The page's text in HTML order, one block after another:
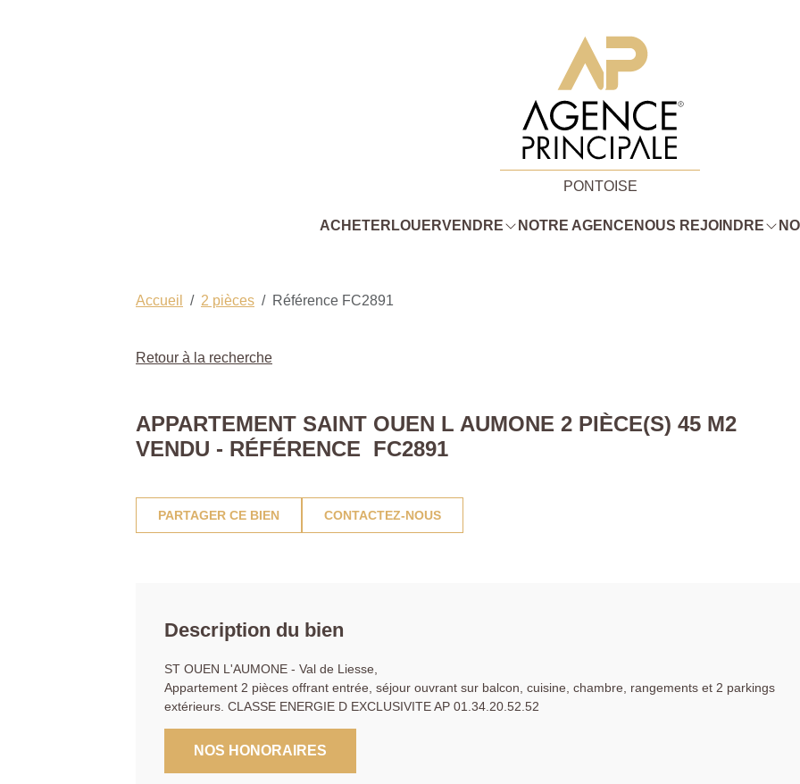
PONTOISE
ACHETER LOUERVENDRE NOTRE AGENCE NOUS REJOINDRE
Accueil 2 pièces Référence FC2891
Retour à la recherche
APPARTEMENT SAINT OUEN L AUMONE 2 PIÈCE(S) 45 M2
VENDU - RÉFÉRENCE FC2891
PARTAGER CE BIEN CONTACTEZ-NOUS
Description du bien
ST OUEN L'AUMONE - Val de Liesse,
Appartement 2 pièces offrant entrée, séjour ouvrant sur balcon, cuisine, chambre, rangements et 2 parkings
extérieurs. CLASSE ENERGIE D EXCLUSIVITE AP 01.34.20.52.52
NOS HONORAIRES